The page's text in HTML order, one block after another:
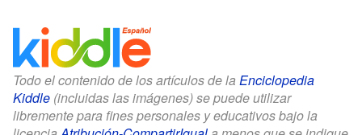
Todo el contenido de los artículos de la Enciclopedia
Kiddle (incluidas las imágenes) se puede utilizar
libremente para fines personales y educativos bajo la